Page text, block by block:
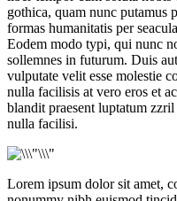
gothica, quam nunc putamus
formas humanitatis per
Eodem modo typi, qui nunc
sollemnes in futurum. Duis
vulputate velit esse molestie
nulla facilisis at vero eros et
blandit praesent luptatum
nulla facilisi.
Lorem ipsum dolor sit amet,